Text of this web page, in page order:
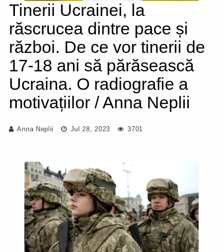
Tinerii Ucrainei, la
răscrucea dintre pace și
război. De ce vor tinerii de
17-18 ani să părăsească
Ucraina. O radiografie a
motivațiilor / Anna Neplii
Anna Neplii Jul 28, 2023 3701